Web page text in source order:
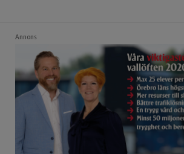
Annons